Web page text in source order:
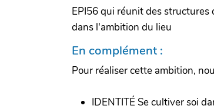
EPI56 qui réunit des
dans l'ambition du lieu
En complément :
Pour réaliser cette ambition,
IDENTITÉ Se cultiver soi